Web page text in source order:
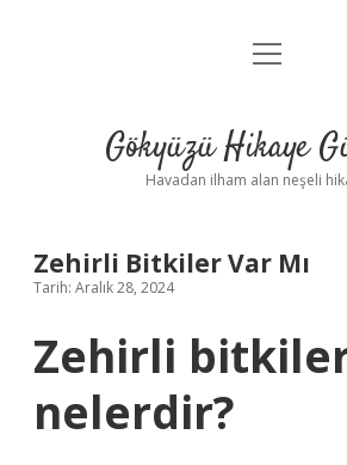
Anasayfa
Yasal Uyarı
menüyü
Gökyüzü Hikaye
Havadan ilham alan neşeli
Zehirli Bitkiler Var Mı
Tarih: Aralık 28, 2024
Zehirli
nelerdir?